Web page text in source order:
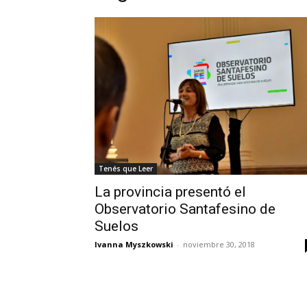
Tenés que Leer
La provincia presentó el
Observatorio Santafesino de
Suelos
Ivanna Myszkowski - noviembre 30, 2018